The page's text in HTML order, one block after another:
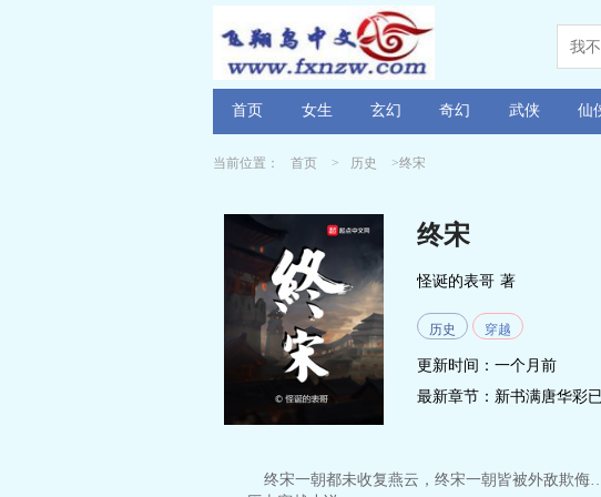
首页 女生 玄幻 奇幻 武侠 仙
当前位置： 首页 > 历史 >终宋
终宋
怪诞的表哥 著
历史 穿越
更新时间：一个月前
最新章节： 新书满唐华彩
终宋一朝都未收复燕云，终宋一朝皆被外敌欺侮